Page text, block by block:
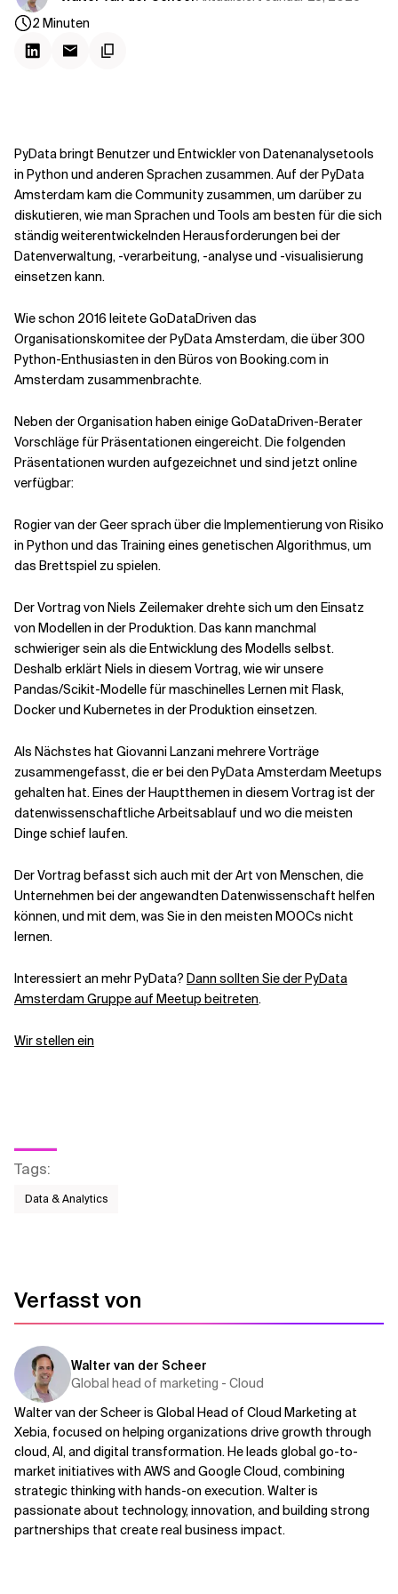
Verwandte Themen
2 Minuten
PyData bringt Benutzer und Entwickler von Datenanalysetools
in Python und anderen Sprachen zusammen. Auf der PyData
Amsterdam kam die Community zusammen, um darüber zu
diskutieren, wie man Sprachen und Tools am besten für die sich
ständig weiterentwickelnden Herausforderungen bei der
Datenverwaltung, -verarbeitung, -analyse und -visualisierung
einsetzen kann.
Wie schon 2016 leitete GoDataDriven das
Organisationskomitee der PyData Amsterdam, die über 300
Python-Enthusiasten in den Büros von Booking.com in
Amsterdam zusammenbrachte.
Neben der Organisation haben einige GoDataDriven-Berater
Vorschläge für Präsentationen eingereicht. Die folgenden
Präsentationen wurden aufgezeichnet und sind jetzt online
verfügbar:
Rogier van der Geer sprach über die Implementierung von Risiko
in Python und das Training eines genetischen Algorithmus, um
das Brettspiel zu spielen.
Der Vortrag von Niels Zeilemaker drehte sich um den Einsatz
von Modellen in der Produktion. Das kann manchmal
schwieriger sein als die Entwicklung des Modells selbst.
Deshalb erklärt Niels in diesem Vortrag, wie wir unsere
Pandas/Scikit-Modelle für maschinelles Lernen mit Flask,
Docker und Kubernetes in der Produktion einsetzen.
Als Nächstes hat Giovanni Lanzani mehrere Vorträge
zusammengefasst, die er bei den PyData Amsterdam Meetups
gehalten hat. Eines der Hauptthemen in diesem Vortrag ist der
datenwissenschaftliche Arbeitsablauf und wo die meisten
Dinge schief laufen.
Der Vortrag befasst sich auch mit der Art von Menschen, die
Unternehmen bei der angewandten Datenwissenschaft helfen
können, und mit dem, was Sie in den meisten MOOCs nicht
lernen.
Interessiert an mehr PyData? Dann sollten Sie der PyData
Amsterdam Gruppe auf Meetup beitreten.
Wir stellen ein
Tags:
Data & Analytics
Verfasst von
Walter van der Scheer
Global head of marketing - Cloud
Walter van der Scheer is Global Head of Cloud Marketing at
Xebia, focused on helping organizations drive growth through
cloud, AI, and digital transformation. He leads global go-to-
market initiatives with AWS and Google Cloud, combining
strategic thinking with hands-on execution. Walter is
passionate about technology, innovation, and building strong
partnerships that create real business impact.